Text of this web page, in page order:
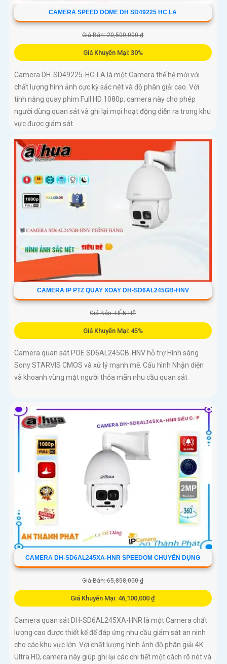
CAMERA SPEED DOME DH SD49225 HC LA
Giá Bán: 20,500,000 ₫
Giá Khuyến Mại: 30%
Camera DH-SD49225-HC-LA là một Camera thế hệ mới với
chất lượng hình ảnh cực kỳ sắc nét và độ phân giải cao. Với
tính năng quay phim Full HD 1080p, camera này cho phép
người dùng quan sát và ghi lại mọi hoạt động diễn ra trong khu
vực được giám sát
CAMERA IP PTZ QUAY XOAY DH-SD6AL245GB-HNV
Giá Bán: LIÊN HỆ
Giá Khuyến Mại: 45%
Camera quan sát POE SD6AL245GB-HNV hỗ trợ Hình sáng
Sony STARVIS CMOS và xử lý mạnh mẽ. Cấu hình Nhận diện
và khoanh vùng mặt người thỏa mãn nhu cầu quan sát
CAMERA DH-SD6AL245XA-HNR SPEEDOM CHUYÊN DỤNG
Giá Bán: 65,858,000 ₫
Giá Khuyến Mại: 46,100,000 ₫
Camera quan sát DH-SD6AL245XA-HNR là một Camera chất
lượng cao được thiết kế để đáp ứng nhu cầu giám sát an ninh
cho các khu vực lớn. Với chất lượng hình ảnh độ phân giải 4K
Ultra HD, camera này giúp ghi lại các chi tiết một cách rõ nét và